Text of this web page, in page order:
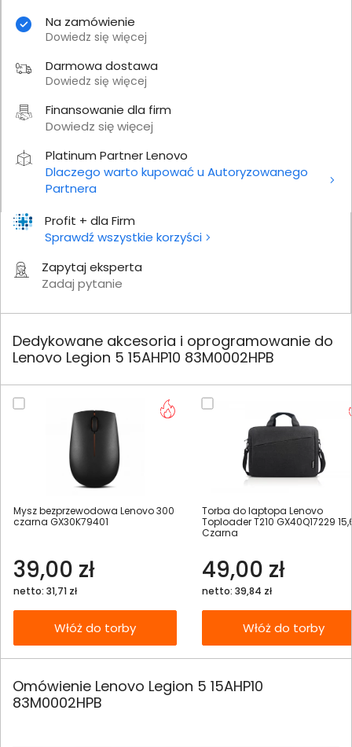
Profit + dla Firm
Sprawdź wszystkie korzyści
Zapytaj eksperta
Zadaj pytanie
Na zamówienie
Dowiedz się więcej
Darmowa dostawa
Dowiedz się więcej
Finansowanie dla firm
Dowiedz się więcej
Platinum Partner Lenovo
Dlaczego warto kupować u Autoryzowanego
Partnera
Dedykowane akcesoria i oprogramowanie do
Lenovo Legion 5 15AHP10 83M0002HPB
Mysz bezprzewodowa Lenovo 300
czarna GX30K79401
39,00 zł
netto: 31,71 zł
Włóż do torby
Torba do laptopa Lenovo
Toploader T210 GX40Q17229
Czarna
49,00 zł
netto: 39,84 zł
Włóż do torby
Omówienie Lenovo Legion 5 15AHP10
83M0002HPB